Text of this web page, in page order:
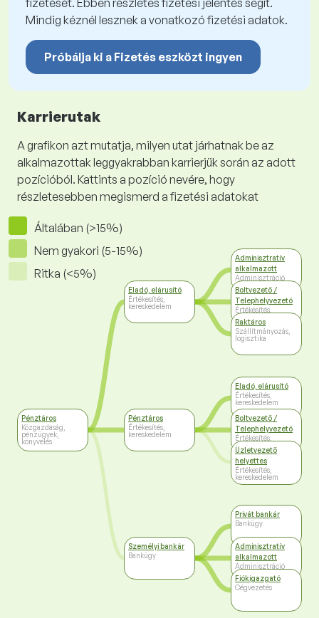
fizetését. Ebben részletes fizetési jelentés segít.
Mindig kéznél lesznek a vonatkozó fizetési adatok.
Próbálja ki a Fizetés eszközt ingyen
Karrierutak
A grafikon azt mutatja, milyen utat járhatnak be az
alkalmazottak leggyakrabban karrierjük során az adott
pozícióból. Kattints a pozíció nevére, hogy
részletesebben megismerd a fizetési adatokat
Általában (>15%)
Nem gyakori (5-15%)
Ritka (<5%)
Pénztáros
Közgazdaság,
pénzügyek,
könyvelés
Eladó, elárusító
Értékesítés,
kereskedelem
Pénztáros
Értékesítés,
kereskedelem
Személyi bankár
Bankügy
Adminisztratív
alkalmazott
Adminisztráció
Boltvezető /
Telephelyvezető
Értékesítés,
kereskedelem
Raktáros
Szállítmányozás,
logisztika
Eladó, elárusító
Értékesítés,
kereskedelem
Boltvezető /
Telephelyvezető
Értékesítés,
kereskedelem
Üzletvezető
helyettes
Értékesítés,
kereskedelem
Privát bankár
Bankügy
Adminisztratív
alkalmazott
Adminisztráció
Fiókigazgató
Cégvezetés